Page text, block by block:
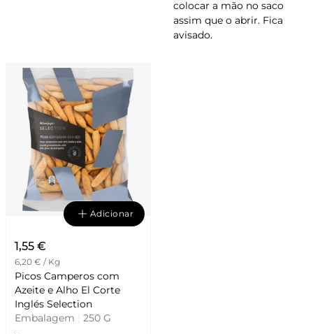
colocar a mão no saco
assim que o abrir. Fica
avisado.
Adicionar
1,55 €
6,20 € / Kg
Picos Camperos com
Azeite e Alho El Corte
Inglés Selection
Embalagem
250 G